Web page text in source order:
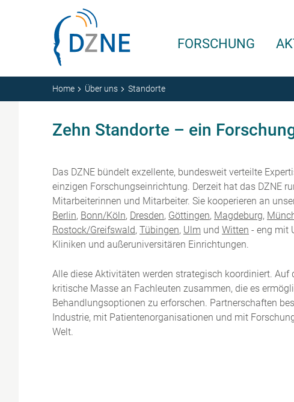
Zum Inhalt springen
FORSCHUNG
Home Über uns Standorte
Zehn Standorte – ein
Das DZNE bündelt exzellente, bundesweit verteilte
einzigen Forschungseinrichtung. Derzeit hat das DZNE
Mitarbeiterinnen und Mitarbeiter. Sie kooperieren an
Berlin, Bonn/Köln, Dresden, Göttingen, Magdeburg,
Rostock/Greifswald, Tübingen, Ulm und Witten - eng mit
Kliniken und außeruniversitären Einrichtungen.
Alle diese Aktivitäten werden strategisch koordiniert. Auf
kritische Masse an Fachleuten zusammen, die es
Behandlungsoptionen zu erforschen. Partnerschaften
Industrie, mit Patientenorganisationen und mit
Welt.